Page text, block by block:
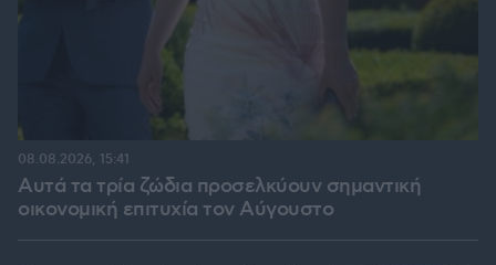
Αυτά τα τρία ζώδια προσελκύουν σημαντική
οικονομική επιτυχία τον Αύγουστο
08.08.2026, 15:41